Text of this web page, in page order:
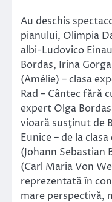
Au deschis
pianului, Olimpia
albi-Ludovico
Bordas, Irina
(Amélie) – clasa
Rad – Cântec fără
expert Olga
vioară susţinut de
Eunice – de la
(Johann Sebastian
(Carl Maria Von
reprezentată în
mare perspectivă,